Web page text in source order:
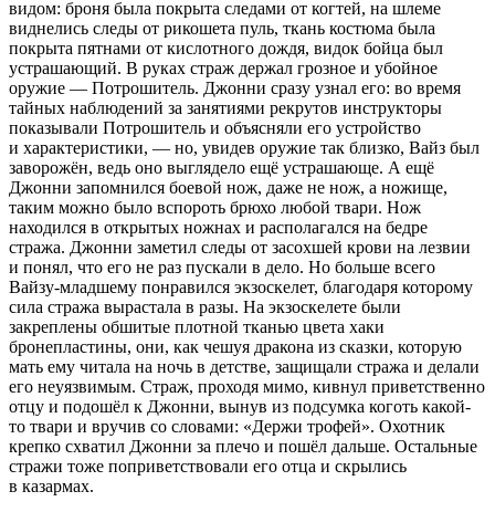
видом: броня была покрыта следами от когтей, на шлеме
виднелись следы от рикошета пуль, ткань костюма была
покрыта пятнами от кислотного дождя, видок бойца был
устрашающий. В руках страж держал грозное и убойное
оружие — Потрошитель. Джонни сразу узнал его: во время
тайных наблюдений за занятиями рекрутов инструкторы
показывали Потрошитель и объясняли его устройство
и характеристики, — но, увидев оружие так близко, Вайз был
заворожён, ведь оно выглядело ещё устрашающе. А ещё
Джонни запомнился боевой нож, даже не нож, а ножище,
таким можно было вспороть брюхо любой твари. Нож
находился в открытых ножнах и располагался на бедре
стража. Джонни заметил следы от засохшей крови на лезвии
и понял, что его не раз пускали в дело. Но больше всего
Вайзу-младшему понравился экзоскелет, благодаря которому
сила стража вырастала в разы. На экзоскелете были
закреплены обшитые плотной тканью цвета хаки
бронепластины, они, как чешуя дракона из сказки, которую
мать ему читала на ночь в детстве, защищали стража и делали
его неуязвимым. Страж, проходя мимо, кивнул приветственно
отцу и подошёл к Джонни, вынув из подсумка коготь какой-
то твари и вручив со словами: «Держи трофей». Охотник
крепко схватил Джонни за плечо и пошёл дальше. Остальные
стражи тоже поприветствовали его отца и скрылись
в казармах.